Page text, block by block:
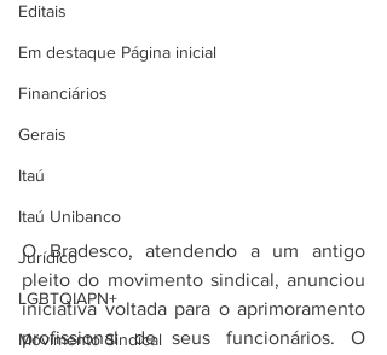
Editais
Em destaque Página inicial
Financiários
Gerais
Itaú
Itaú Unibanco
Jurídico
LGBTQIAPN+
Movimento Sindical
O Bradesco, atendendo a um antigo
pleito do movimento sindical, anunciou
iniciativa voltada para o aprimoramento
profissional de seus funcionários. O